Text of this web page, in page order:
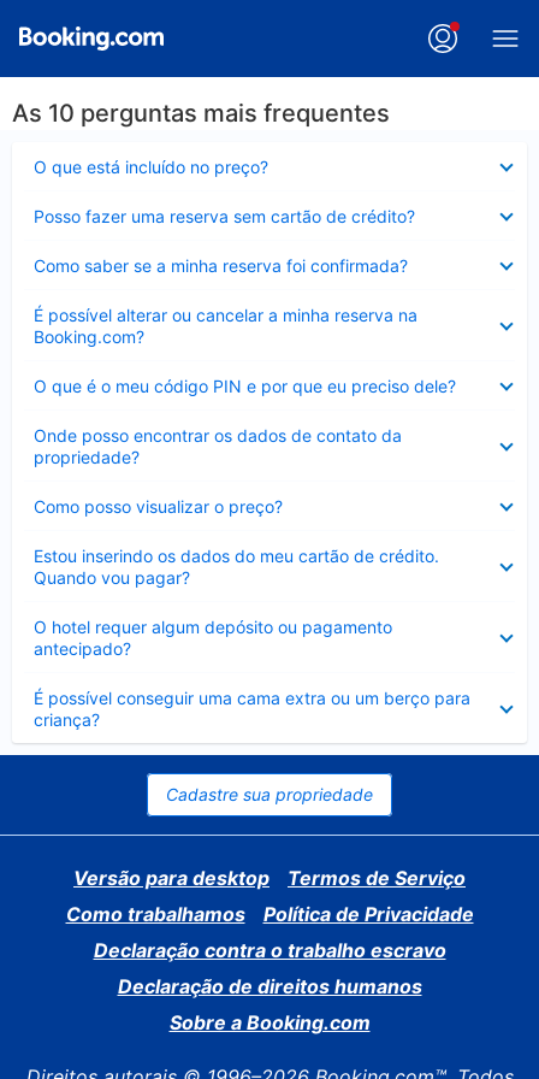
As 10 perguntas mais frequentes
O que está incluído no preço?
Posso fazer uma reserva sem cartão de crédito?
Como saber se a minha reserva foi confirmada?
É possível alterar ou cancelar a minha reserva na
Booking.com?
Contraído
O que é o meu código PIN e por que eu preciso dele?
Onde posso encontrar os dados de contato da
propriedade?
Como posso visualizar o preço?
Estou inserindo os dados do meu cartão de crédito.
Quando vou pagar?
O hotel requer algum depósito ou pagamento
antecipado?
É possível conseguir uma cama extra ou um berço para
criança?
Contraído
Cadastre sua propriedade
Versão para desktop
Termos de Serviço
Como trabalhamos
Política de Privacidade
Declaração contra o trabalho escravo
Declaração de direitos humanos
Sobre a Booking.com